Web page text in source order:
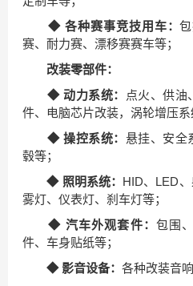
◆ 各种赛事竞技用车：
赛、耐力赛、漂移赛赛车等；
改装零部件：
◆动力系统：
点火、供油
件、电脑芯片改装，涡轮增压系
◆操控系统： 悬挂、安全
毂等；
◆ 照明系统： HID、LED
雾灯、仪表灯、刹车灯等；
◆ 汽车外观套件： 包围
件、车身贴纸等；
◆影音设备： 各种改装音